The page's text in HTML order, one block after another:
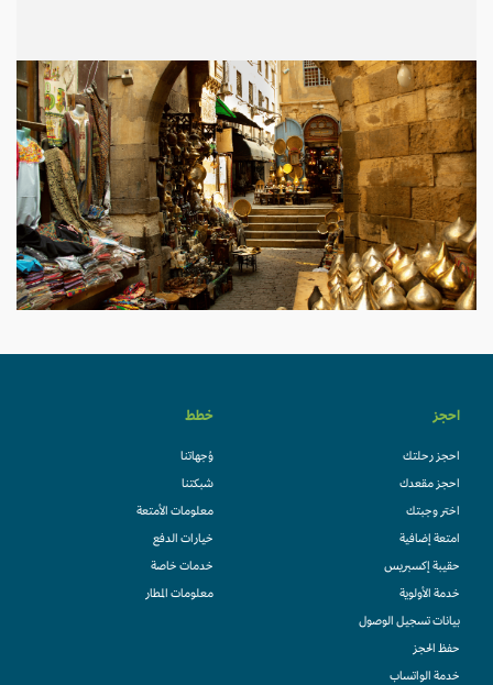
احجز
احجز رحلتك
احجز مقعدك
اختر وجبتك
امتعة إضافية
حقيبة إكسبريس
خدمة الأولوية
بيانات تسجيل الوصول
حفظ الحجز
خدمة الواتساب
خطط
وُجهاتنا
شبكتنا
معلومات الأمتعة
خيارات الدفع
خدمات خاصة
معلومات المطار